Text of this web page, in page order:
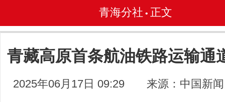
青海分社 • 正文
青藏高原首条航油铁路运输通
2025年06月17日 09:29 来源：中国新